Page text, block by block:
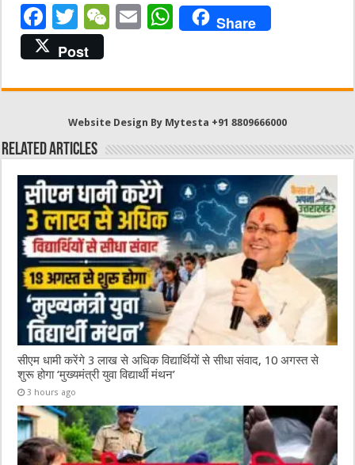
F
a
c
e
o
o
k
T
w
it
te
r
W
h
at
E
l
W
s
A
p
p
Share
Post
Website Design By Mytesta +91 8809666000
Related Articles
सीएम धामी करेंगे 3 लाख से अधिक विद्यार्थियों से सीधा संवाद, 10 अगस्त से
शुरू होगा ‘मुख्यमंत्री युवा विद्यार्थी मंथन’
3 hours ago